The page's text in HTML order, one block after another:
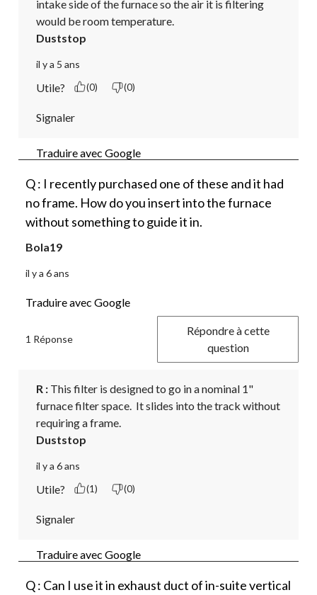
intake side of the furnace so the air it is filtering
would be room temperature.
Duststop
il y a 5 ans
Utile? (0) (0)
Signaler
Traduire avec Google
Q : I recently purchased one of these and it had
no frame. How do you insert into the furnace
without something to guide it in.
Bola19
il y a 6 ans
Traduire avec Google
1 Réponse
Répondre à cette
question
R : This filter is designed to go in a nominal 1"
furnace filter space.  It slides into the track without
requiring a frame.
Duststop
il y a 6 ans
Utile? (1) (0)
Signaler
Traduire avec Google
Q : Can I use it in exhaust duct of in-suite vertical